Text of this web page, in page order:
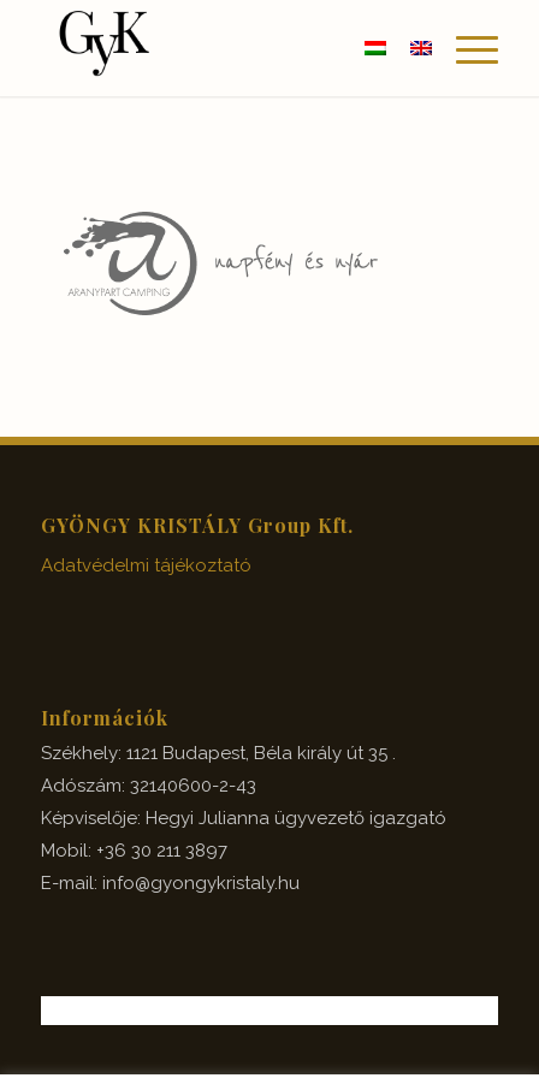
GYÖNGY KRISTÁLY Group Kft.
Adatvédelmi tájékoztató
Információk
Székhely: 1121 Budapest, Béla király út 35 .
Adószám: 32140600-2-43
Képviselője: Hegyi Julianna ügyvezető igazgató
Mobil: +36 30 211 3897
E-mail: info@gyongykristaly.hu